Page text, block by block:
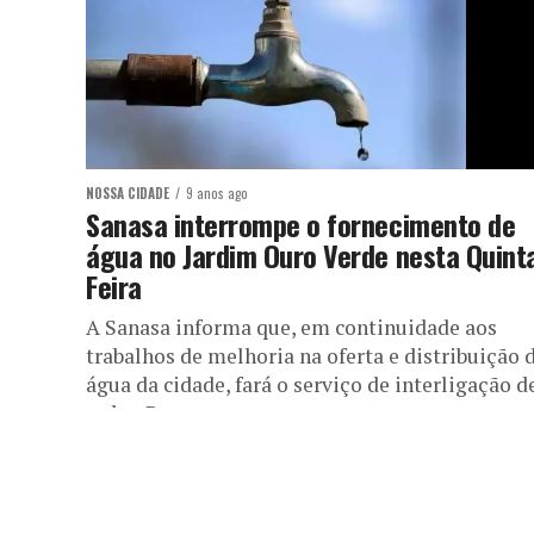
NOSSA CIDADE 9 anos ago
Sanasa interrompe o fornecimento de
água no Jardim Ouro Verde nesta
Feira
A Sanasa informa que, em continuidade aos
trabalhos de melhoria na oferta e distribuição
água da cidade, fará o serviço de interligação
redes. Para...